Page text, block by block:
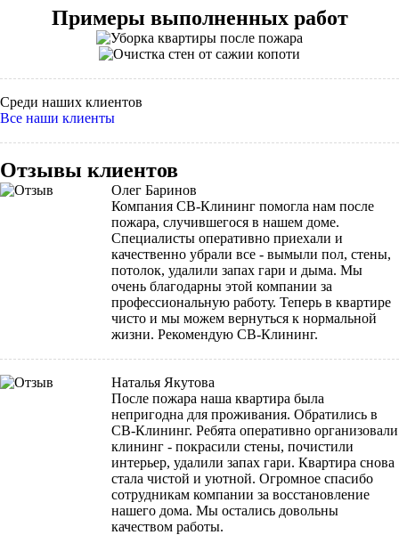
Примеры выполненных работ
Среди наших клиентов
Все наши клиенты
Отзывы клиентов
Олег Баринов
Компания СВ-Клининг помогла нам после
пожара, случившегося в нашем доме.
Специалисты оперативно приехали и
качественно убрали все - вымыли пол, стены,
потолок, удалили запах гари и дыма. Мы
очень благодарны этой компании за
профессиональную работу. Теперь в квартире
чисто и мы можем вернуться к нормальной
жизни. Рекомендую СВ-Клининг.
Наталья Якутова
После пожара наша квартира была
непригодна для проживания. Обратились в
СВ-Клининг. Ребята оперативно организовали
клининг - покрасили стены, почистили
интерьер, удалили запах гари. Квартира снова
стала чистой и уютной. Огромное спасибо
сотрудникам компании за восстановление
нашего дома. Мы остались довольны
качеством работы.